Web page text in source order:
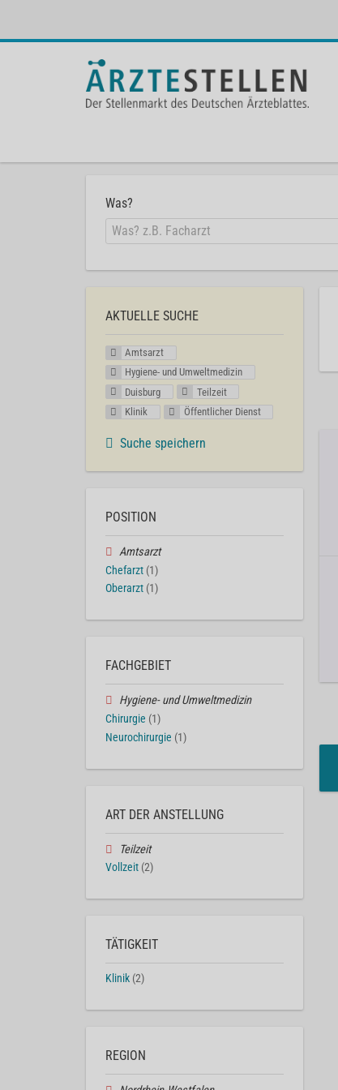
Was?
AKTUELLE SUCHE
Amtsarzt
Hygiene- und Umweltmedizin
Duisburg
Teilzeit
Klinik
Öffentlicher Dienst
Suche speichern
POSITION
Amtsarzt
Chefarzt (1)
Oberarzt (1)
FACHGEBIET
Hygiene- und Umweltmedizin
Chirurgie (1)
Neurochirurgie (1)
ART DER ANSTELLUNG
Teilzeit
Vollzeit (2)
TÄTIGKEIT
Klinik (2)
REGION